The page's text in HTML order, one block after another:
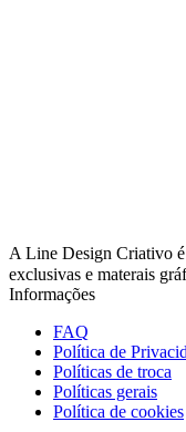
A Line Design Criativo
exclusivas e materais
Informações
FAQ
Política de
Políticas de troca
Políticas gerais
Política de cookies